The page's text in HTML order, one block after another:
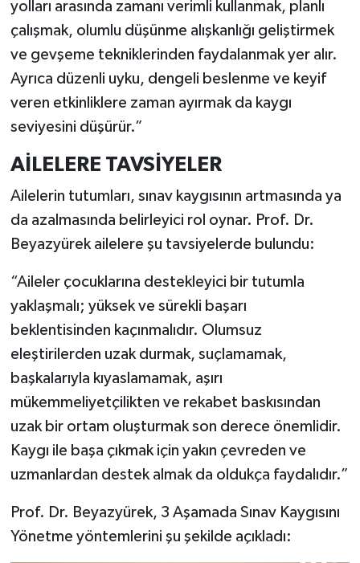
yolları arasında zamanı verimli kullanmak, planlı
çalışmak, olumlu düşünme alışkanlığı geliştirmek
ve gevşeme tekniklerinden faydalanmak yer alır.
Ayrıca düzenli uyku, dengeli beslenme ve keyif
veren etkinliklere zaman ayırmak da kaygı
seviyesini düşürür.”
AİLELERE TAVSİYELER
Ailelerin tutumları, sınav kaygısının artmasında ya
da azalmasında belirleyici rol oynar. Prof. Dr.
Beyazyürek ailelere şu tavsiyelerde bulundu:
“Aileler çocuklarına destekleyici bir tutumla
yaklaşmalı; yüksek ve sürekli başarı
beklentisinden kaçınmalıdır. Olumsuz
eleştirilerden uzak durmak, suçlamamak,
başkalarıyla kıyaslamamak, aşırı
mükemmeliyetçilikten ve rekabet baskısından
uzak bir ortam oluşturmak son derece önemlidir.
Kaygı ile başa çıkmak için yakın çevreden ve
uzmanlardan destek almak da oldukça faydalıdır.”
Prof. Dr. Beyazyürek, 3 Aşamada Sınav Kaygısını
Yönetme yöntemlerini şu şekilde açıkladı: